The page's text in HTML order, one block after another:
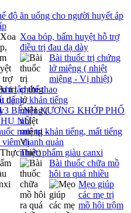
độ ăn uống cho người huyết áp
Xoa bóp, bấm huyệt hỗ trợ
điều trị đau dạ dày
Bài thuốc trị chứng
lở miệng ( nhiệt
miệng - Vị nhiệt)
tập thể thao
tiếng, khản tiếng
BỆNH XƯƠNG KHỚP PHỔ
NỮ
nam trị khản tiếng, mất tiếng
viêm thanh quản
Thực phẩm giàu canxi
Bài thuốc chữa mồ
hôi ra quá nhiều
Mẹo giúp
các mẹ trị
mồ hôi trộm